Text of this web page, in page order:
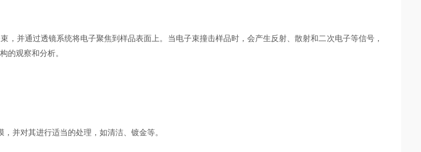
，并通过透镜系统将电子聚焦到样品表面上。当电子束撞击样品时，会产生反射、散射和二次电子等信号，
的观察和分析。
并对其进行适当的处理，如清洁、镀金等。